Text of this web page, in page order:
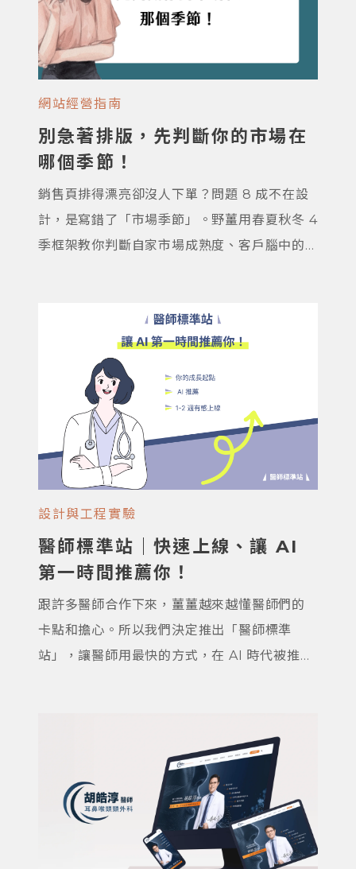
網站經營指南
別急著排版，先判斷你的市場在
哪個季節！
銷售頁排得漂亮卻沒人下單？問題 8 成不在設
計，是寫錯了「市場季節」。野薑用春夏秋冬 4
季框架教你判斷自家市場成熟度、客戶腦中的
設計與工程實驗
醫師標準站｜快速上線、讓 AI
第一時間推薦你！
跟許多醫師合作下來，薑薑越來越懂醫師們的
卡點和擔心。所以我們決定推出「醫師標準
站」，讓醫師用最快的方式，在 AI 時代被推薦
牌、或剛開業的醫師。 我們知道醫師同學這個
階段真的不容易——要忙病人、應付主管，還
要花心力經營自己。所以我們幫你準備好： 快
速上線：不用來回磨合，立刻就能採用 實惠價
格：省下陪跑成本，直接回饋給你 專人維護：